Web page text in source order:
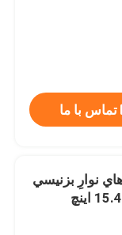
تماس با ما
نوارِ بزنيسي